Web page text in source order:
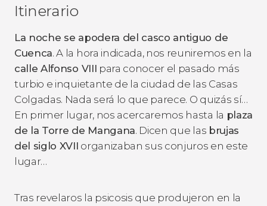
Itinerario
La noche se apodera del casco antiguo de
Cuenca. A la hora indicada, nos reuniremos en la
calle Alfonso VIII para conocer el pasado más
turbio e inquietante de la ciudad de las Casas
Colgadas. Nada será lo que parece. O quizás sí…
En primer lugar, nos acercaremos hasta la plaza
de la Torre de Mangana. Dicen que las brujas
del siglo XVII organizaban sus conjuros en este
lugar…
Tras revelaros la psicosis que produjeron en la